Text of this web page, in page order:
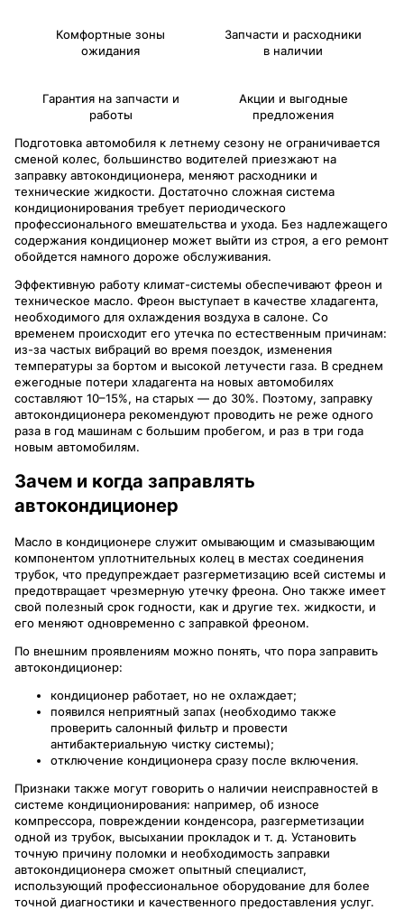
Комфортные зоны
ожидания
Запчасти и расходники
в наличии
Гарантия на запчасти и
работы
Акции и выгодные
предложения
Подготовка автомобиля к летнему сезону не ограничивается
сменой колес, большинство водителей приезжают на
заправку автокондиционера, меняют расходники и
технические жидкости. Достаточно сложная система
кондиционирования требует периодического
профессионального вмешательства и ухода. Без надлежащего
содержания кондиционер может выйти из строя, а его ремонт
обойдется намного дороже обслуживания.
Эффективную работу климат-системы обеспечивают фреон и
техническое масло. Фреон выступает в качестве хладагента,
необходимого для охлаждения воздуха в салоне. Со
временем происходит его утечка по естественным причинам:
из-за частых вибраций во время поездок, изменения
температуры за бортом и высокой летучести газа. В среднем
ежегодные потери хладагента на новых автомобилях
составляют 10–15%, на старых — до 30%. Поэтому, заправку
автокондиционера рекомендуют проводить не реже одного
раза в год машинам с большим пробегом, и раз в три года
новым автомобилям.
Зачем и когда заправлять
автокондиционер
Масло в кондиционере служит омывающим и смазывающим
компонентом уплотнительных колец в местах соединения
трубок, что предупреждает разгерметизацию всей системы и
предотвращает чрезмерную утечку фреона. Оно также имеет
свой полезный срок годности, как и другие тех. жидкости, и
его меняют одновременно с заправкой фреоном.
По внешним проявлениям можно понять, что пора заправить
автокондиционер:
кондиционер работает, но не охлаждает;
появился неприятный запах (необходимо также
проверить салонный фильтр и провести
антибактериальную чистку системы);
отключение кондиционера сразу после включения.
Признаки также могут говорить о наличии неисправностей в
системе кондиционирования: например, об износе
компрессора, повреждении конденсора, разгерметизации
одной из трубок, высыхании прокладок и т. д. Установить
точную причину поломки и необходимость заправки
автокондиционера сможет опытный специалист,
использующий профессиональное оборудование для более
точной диагностики и качественного предоставления услуг.